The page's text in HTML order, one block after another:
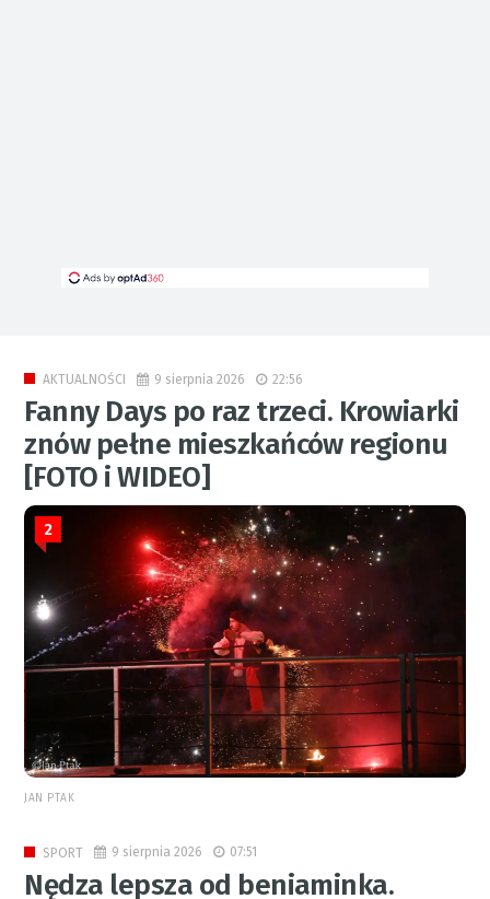
AKTUALNOŚCI 9 sierpnia 2026 22:56
Fanny Days po raz trzeci. Krowiarki
znów pełne mieszkańców regionu
[FOTO i WIDEO]
2
JAN PTAK
SPORT 9 sierpnia 2026 07:51
Nędza lepsza od beniaminka.